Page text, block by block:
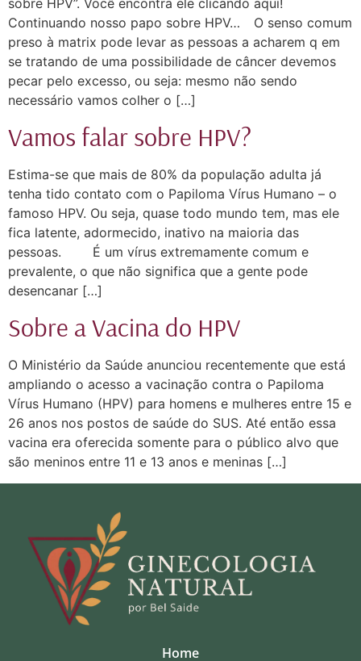
Continuando nosso papo sobre HPV…⠀ O senso comum
preso à matrix pode levar as pessoas a acharem q em
se tratando de uma possibilidade de câncer devemos
pecar pelo excesso, ou seja: mesmo não sendo
necessário vamos colher o […]
Vamos falar sobre HPV?
Estima-se que mais de 80% da população adulta já
tenha tido contato com o Papiloma Vírus Humano – o
famoso HPV. Ou seja, quase todo mundo tem, mas ele
fica latente, adormecido, inativo na maioria das
pessoas. ⠀ ⠀ É um vírus extremamente comum e
prevalente, o que não significa que a gente pode
desencanar […]
Sobre a Vacina do HPV
O Ministério da Saúde anunciou recentemente que está
ampliando o acesso a vacinação contra o Papiloma
Vírus Humano (HPV) para homens e mulheres entre 15 e
26 anos nos postos de saúde do SUS. Até então essa
vacina era oferecida somente para o público alvo que
são meninos entre 11 e 13 anos e meninas […]
Home